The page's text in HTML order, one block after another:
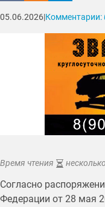
Время чтения
Согласно
Федерации от 28 мая
05.06.2026|Комментарии: